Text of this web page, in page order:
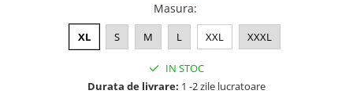
Masura:
XL S M L XXL XXXL
IN STOC
Durata de livrare: 1 -2 zile lucratoare